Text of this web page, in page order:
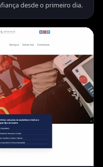
desde o primeiro dia.